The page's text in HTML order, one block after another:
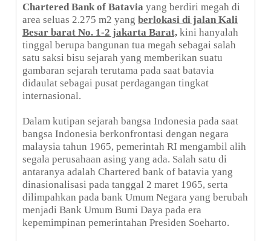
Chartered Bank of Batavia yang berdiri megah di
area seluas 2.275 m2 yang berlokasi di jalan Kali
Besar barat No. 1-2 jakarta Barat, kini hanyalah
tinggal berupa bangunan tua megah sebagai salah
satu saksi bisu sejarah yang memberikan suatu
gambaran sejarah terutama pada saat batavia
didaulat sebagai pusat perdagangan tingkat
internasional.
Dalam kutipan sejarah bangsa Indonesia pada saat
bangsa Indonesia berkonfrontasi dengan negara
malaysia tahun 1965, pemerintah RI mengambil alih
segala perusahaan asing yang ada. Salah satu di
antaranya adalah Chartered bank of batavia yang
dinasionalisasi pada tanggal 2 maret 1965, serta
dilimpahkan pada bank Umum Negara yang berubah
menjadi Bank Umum Bumi Daya pada era
kepemimpinan pemerintahan Presiden Soeharto.